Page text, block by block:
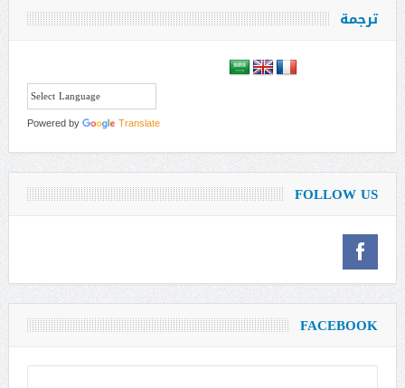
ترجمة
Powered by Translate
FOLLOW US
FACEBOOK